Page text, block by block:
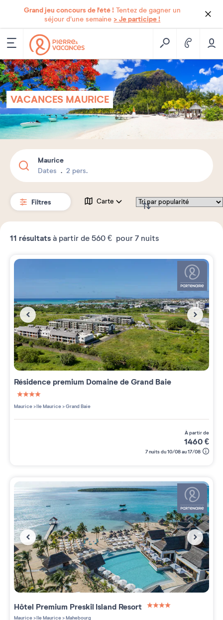
Grand jeu concours de l'été ! Tentez de gagner un
séjour d'une semaine > Je participe !
VACANCES MAURICE
Maurice
Dates 2 pers.
Filtres Carte
11 résultats à partir de 560 € pour 7 nuits
Résidence premium Domaine de Grand Baie
4 étoiles sur 5
Maurice>Ile Maurice>Grand Baie
à partir de
1460€
7 nuits du 10/08 au 17/08
Hôtel Premium Preskil Island Resort
Maurice>Ile Maurice>Mahebourg